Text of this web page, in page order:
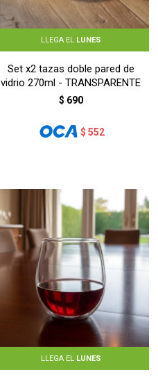
LLEGA EL LUNES
Set x2 tazas doble pared de
vidrio 270ml - TRANSPARENTE
$ 690
$ 552
LLEGA EL LUNES